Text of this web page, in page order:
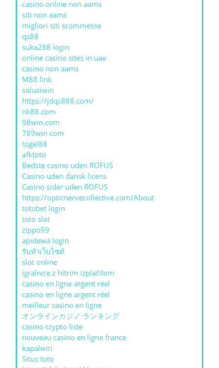
casino online non aams
siti non aams
migliori siti scommesse
qs88
suka288 login
online casino sites in uae
casino non aams
M88 link
solusiwin
https://jdqs888.com/
nk88.com
98win.com
789win com
togel88
afktoto
Bedste casino uden ROFUS
Casino uden dansk licens
Casino sider uden ROFUS
https://opticnervecollective.com/About
totobet login
toto slot
zippo99
apidewa login
รับทําเว็บไซต์
slot online
igralnice z hitrim izplačilom
casino en ligne argent réel
casino en ligne argent réel
meilleur casino en ligne
オンラインカジノ ランキング
casino crypto liste
nouveau casino en ligne france
kapalwin
Situs toto